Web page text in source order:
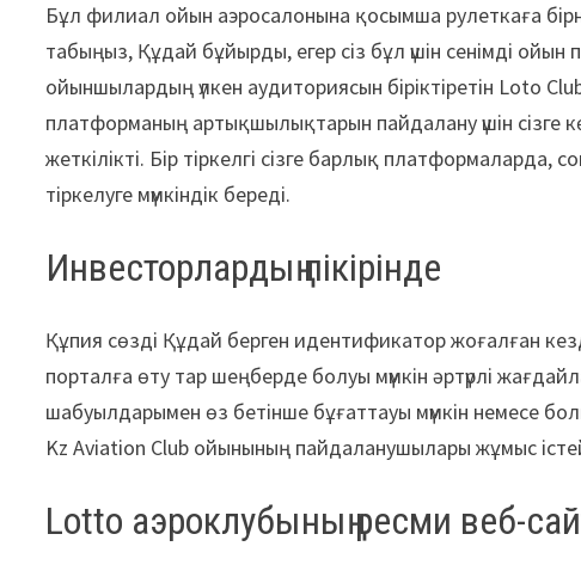
Бұл филиал ойын аэросалонына қосымша рулеткаға
табыңыз, Құдай бұйырды, егер сіз бұл үшін сенімді
ойыншылардың үлкен аудиториясын біріктіретін Loto
платформаның артықшылықтарын пайдалану үшін сізге
жеткілікті. Бір тіркелгі сізге барлық
тіркелуге мүмкіндік береді.
Инвесторлардың пікірінде
Құпия сөзді Құдай берген идентификатор жоғалған
порталға өту тар шеңберде болуы мүмкін әртүрлі
шабуылдарымен өз бетінше бұғаттауы мүмкін немесе
Kz Aviation Club ойынының пайдаланушылары жұмыс
Lotto аэроклубының ресми веб-